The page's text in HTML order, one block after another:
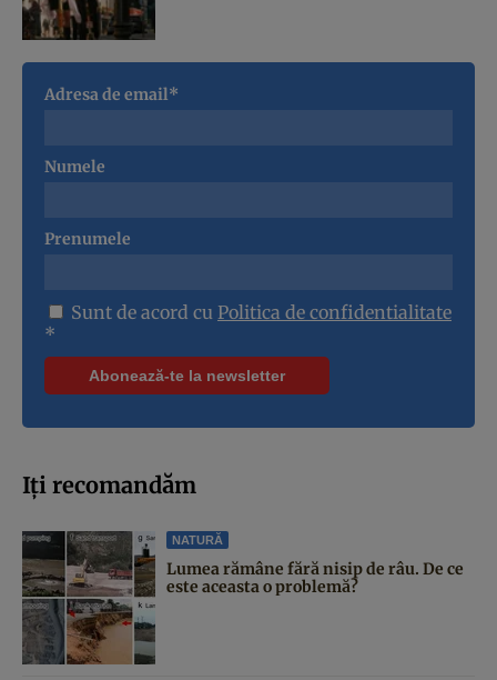
Adresa de email*
Numele
Prenumele
Sunt de acord cu Politica de confidentialitate
*
Iți recomandăm
NATURĂ
Lumea rămâne fără nisip de râu. De ce
este aceasta o problemă?